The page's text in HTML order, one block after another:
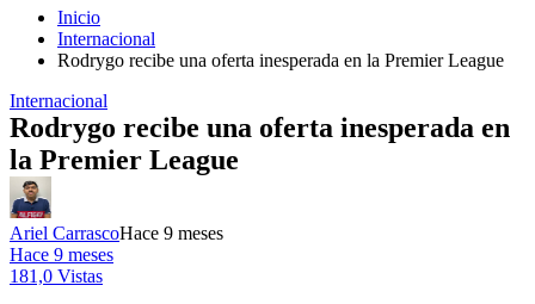
Inicio
Internacional
Rodrygo recibe una oferta inesperada en la Premier League
Internacional
Rodrygo recibe una oferta inesperada en
la Premier League
Ariel CarrascoHace 9 meses
Hace 9 meses
181,0 Vistas